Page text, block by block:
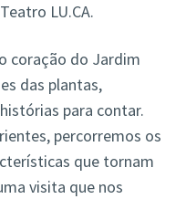
LU.CA.
coração do Jardim
das plantas,
para contar.
percorremos os
que tornam
visita que nos